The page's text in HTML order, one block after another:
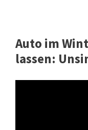
Auto im
lassen: